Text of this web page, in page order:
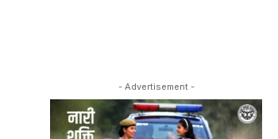
- Advertisement -